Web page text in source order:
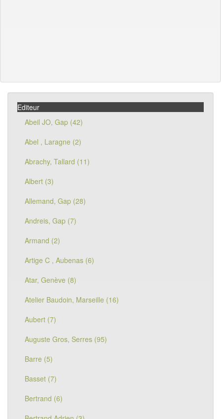
Editeur
Abeil JO, Gap (42)
Abel , Laragne (2)
Abrachy, Tallard (11)
Albert (3)
Allemand, Gap (28)
Andreis, Gap (7)
Armand (2)
Artige C , Aubenas (6)
Atar, Genève (8)
Atelier Baudoin, Marseille (16)
Aubert (7)
Auguste Gros, Serres (95)
Barre (5)
Basset (7)
Bertrand (6)